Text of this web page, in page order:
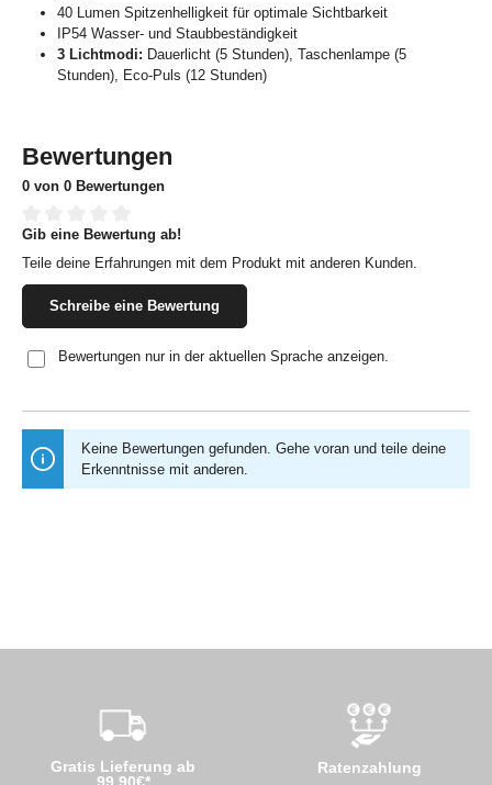
40 Lumen Spitzenhelligkeit für optimale Sichtbarkeit
IP54 Wasser- und Staubbeständigkeit
3 Lichtmodi: Dauerlicht (5 Stunden), Taschenlampe (5
Stunden), Eco-Puls (12 Stunden)
Bewertungen
0 von 0 Bewertungen
Durchschnittliche Bewertung von 0 von 5 Sternen
Gib eine Bewertung ab!
Teile deine Erfahrungen mit dem Produkt mit anderen Kunden.
Schreibe eine Bewertung
Bewertungen nur in der aktuellen Sprache anzeigen.
Keine Bewertungen gefunden. Gehe voran und teile deine
Erkenntnisse mit anderen.
Gratis Lieferung ab
Ratenzahlung